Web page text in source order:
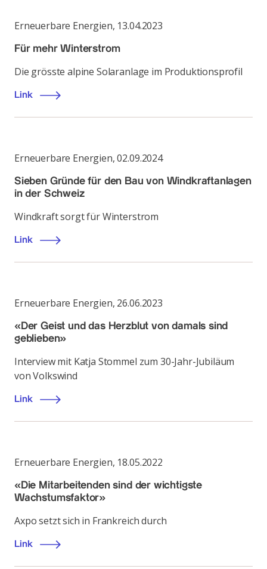
Erneuerbare Energien, 13.04.2023
Für mehr Winterstrom
Die grösste alpine Solaranlage im Produktionsprofil
Link
Erneuerbare Energien,02.09.2024
Sieben Gründe für den Bau von Windkraftanlagen
in der Schweiz
Windkraft sorgt für Winterstrom
Link
Erneuerbare Energien, 26.06.2023
«Der Geist und das Herzblut von damals sind
geblieben»
Interview mit Katja Stommel zum 30-Jahr-Jubiläum
von Volkswind
Link
Erneuerbare Energien, 18.05.2022
«Die Mitarbeitenden sind der wichtigste
Wachstumsfaktor»
Axpo setzt sich in Frankreich durch
Link